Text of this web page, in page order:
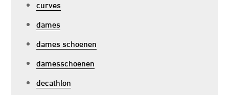
curves
dames
dames schoenen
damesschoenen
decathlon